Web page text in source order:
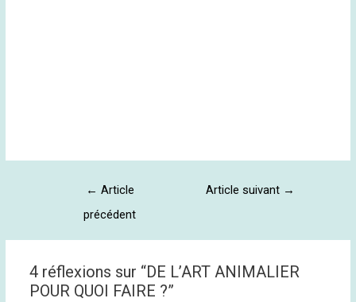
← Article
précédent
Article suivant →
4 réflexions sur “DE L’ART ANIMALIER
POUR QUOI FAIRE ?”